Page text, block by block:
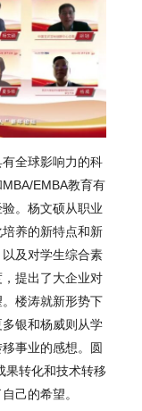
全球影响力的科
EMBA教育有
。杨文硕从职业
养的新特点和新
及对学生综合素
提出了大企业对
楼涛就新形势下
银和杨威则从学
事业的感想。圆
果转化和技术转移
己的希望。